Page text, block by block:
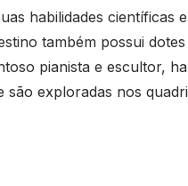
habilidades científicas
também possui
pianista e escultor,
são exploradas nos